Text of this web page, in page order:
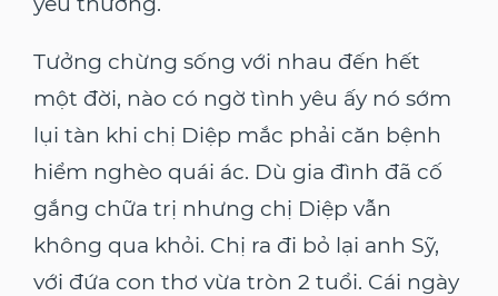
Tưởng chừng sống với nhau đến hết
một đời, nào có ngờ tình yêu ấy nó sớm
lụi tàn khi chị Diệp mắc phải căn bệnh
hiểm nghèo quái ác. Dù gia đình đã cố
gắng chữa trị nhưng chị Diệp vẫn
không qua khỏi. Chị ra đi bỏ lại anh Sỹ,
với đứa con thơ vừa tròn 2 tuổi. Cái ngày